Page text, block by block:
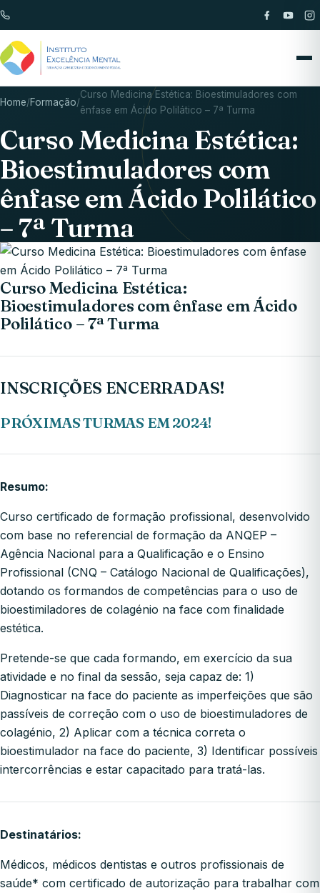
Home/Formação/
Curso Medicina Estética: Bioestimuladores com
ênfase em Ácido Polilático – 7ª Turma
Curso Medicina Estética:
Bioestimuladores com
ênfase em Ácido Polilático
– 7ª Turma
Curso Medicina Estética:
Bioestimuladores com ênfase em Ácido
Polilático – 7ª Turma
INSCRIÇÕES ENCERRADAS!
PRÓXIMAS TURMAS EM 2024!
Resumo:
Curso certificado de formação profissional, desenvolvido
com base no referencial de formação da ANQEP –
Agência Nacional para a Qualificação e o Ensino
Profissional (CNQ – Catálogo Nacional de Qualificações),
dotando os formandos de competências para o uso de
bioestimiladores de colagénio na face com finalidade
estética.
Pretende-se que cada formando, em exercício da sua
atividade e no final da sessão, seja capaz de: 1)
Diagnosticar na face do paciente as imperfeições que são
passíveis de correção com o uso de bioestimuladores de
colagénio, 2) Aplicar com a técnica correta o
bioestimulador na face do paciente, 3) Identificar possíveis
intercorrências e estar capacitado para tratá-las.
Destinatários:
Médicos, médicos dentistas e outros profissionais de
saúde* com certificado de autorização para trabalhar com